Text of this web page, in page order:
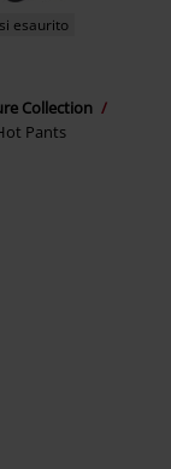
esaurito
Collection
Pants